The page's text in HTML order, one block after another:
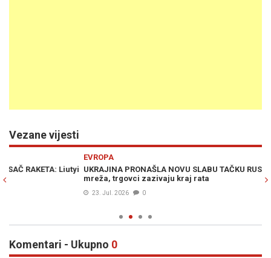
Vezane vijesti
UKRAJINA PRONAŠLA NOVU SLABU TAČKU RUSIJE: Gori logistička
mreža, trgovci zazivaju kraj rata
Komentari - Ukupno 0